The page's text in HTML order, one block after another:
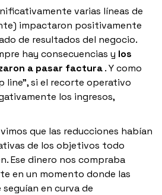
varias líneas de
impactaron positivamente
de resultados del negocio.
hay consecuencias y los
a pasar factura. Y como
line”, si el recorte operativo
los ingresos,
que las reducciones habían
de los objetivos todo
Ese dinero nos compraba
en un momento donde las
en curva de